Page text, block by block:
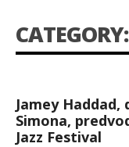
Jamey
Simona,
Jazz Festival